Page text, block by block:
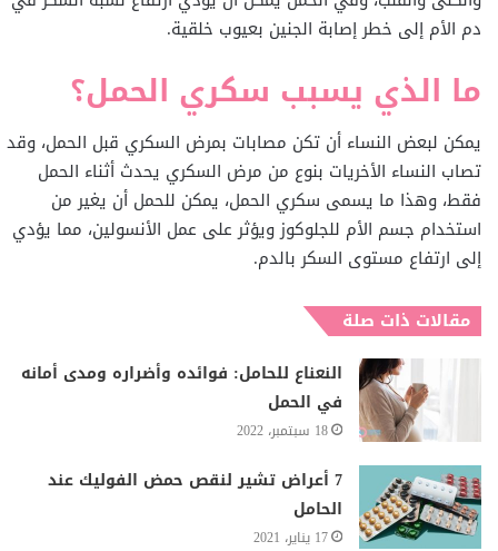
دم الأم إلى خطر إصابة الجنين بعيوب خلقية.
ما الذي يسبب سكري الحمل؟
يمكن لبعض النساء أن تكن مصابات بمرض السكري قبل الحمل، وقد
تصاب النساء الأخريات بنوع من مرض السكري يحدث أثناء الحمل
فقط، وهذا ما يسمى سكري الحمل، يمكن للحمل أن يغير من
استخدام جسم الأم للجلوكوز ويؤثر على عمل الأنسولين، مما يؤدي
إلى ارتفاع مستوى السكر بالدم.
مقالات ذات صلة
النعناع للحامل: فوائده وأضراره ومدى أمانه
في الحمل
18 سبتمبر، 2022
7 أعراض تشير لنقص حمض الفوليك عند
الحامل
17 يناير، 2021